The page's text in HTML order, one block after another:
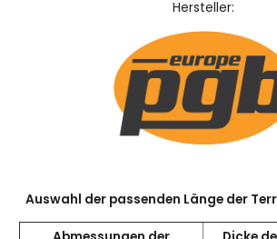
Hersteller:
Auswahl der passenden Länge der